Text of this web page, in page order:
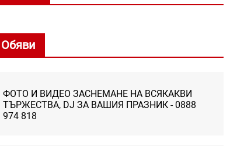
Обяви
ФОТО И ВИДЕО ЗАСНЕМАНЕ НА ВСЯКАКВИ
ТЪРЖЕСТВА, DJ ЗА ВАШИЯ ПРАЗНИК - 0888
974 818